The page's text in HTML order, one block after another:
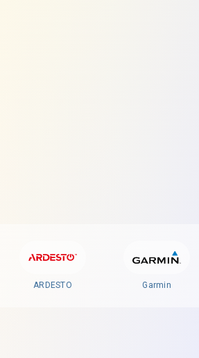
ARDESTO Garmin